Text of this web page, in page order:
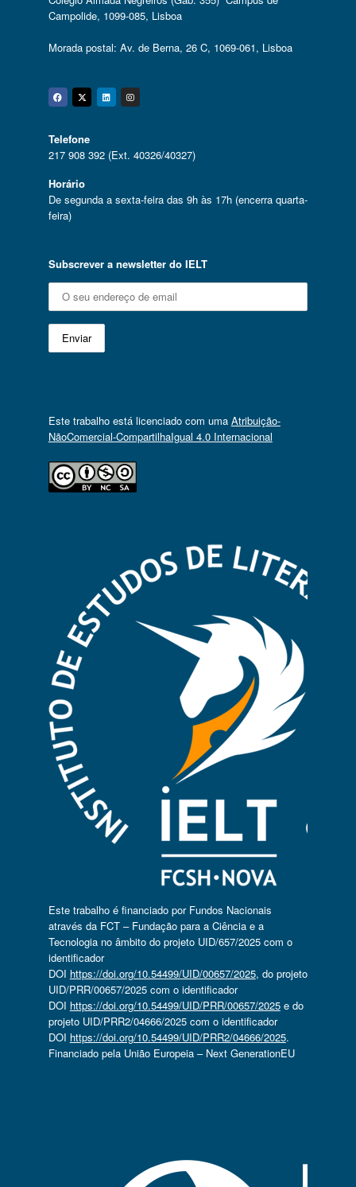
Campolide, 1099-085, Lisboa
Morada postal: Av. de Berna, 26 C, 1069-061, Lisboa
Facebook
Twitter
Linkedin
Instagram
Telefone
217 908 392 (Ext. 40326/40327)
Horário
De segunda a sexta-feira das 9h às 17h (encerra quarta-
feira)
Subscrever a newsletter do IELT
Este trabalho está licenciado com uma Atribuição-
NãoComercial-CompartilhaIgual 4.0 Internacional
Este trabalho é financiado por Fundos Nacionais
através da FCT – Fundação para a Ciência e a
Tecnologia no âmbito do projeto UID/657/2025 com o
identificador
DOI https://doi.org/10.54499/UID/00657/2025, do projeto
UID/PRR/00657/2025 com o identificador
DOI https://doi.org/10.54499/UID/PRR/00657/2025e do
projeto UID/PRR2/04666/2025 com o identificador
DOI https://doi.org/10.54499/UID/PRR2/04666/2025.
Financiado pela União Europeia – Next GenerationEU